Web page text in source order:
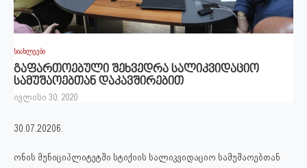
სიახლეები
გაფართოებული შეხვედრა სალიკვიდაციო
სამუშაოებთან დაკავშირებით
ივლისი 30, 2020
30.07.2020წ.
ონის მუნიციპლიტეტში სტიქიის სალიკვიდაციო სამუშაოებთან